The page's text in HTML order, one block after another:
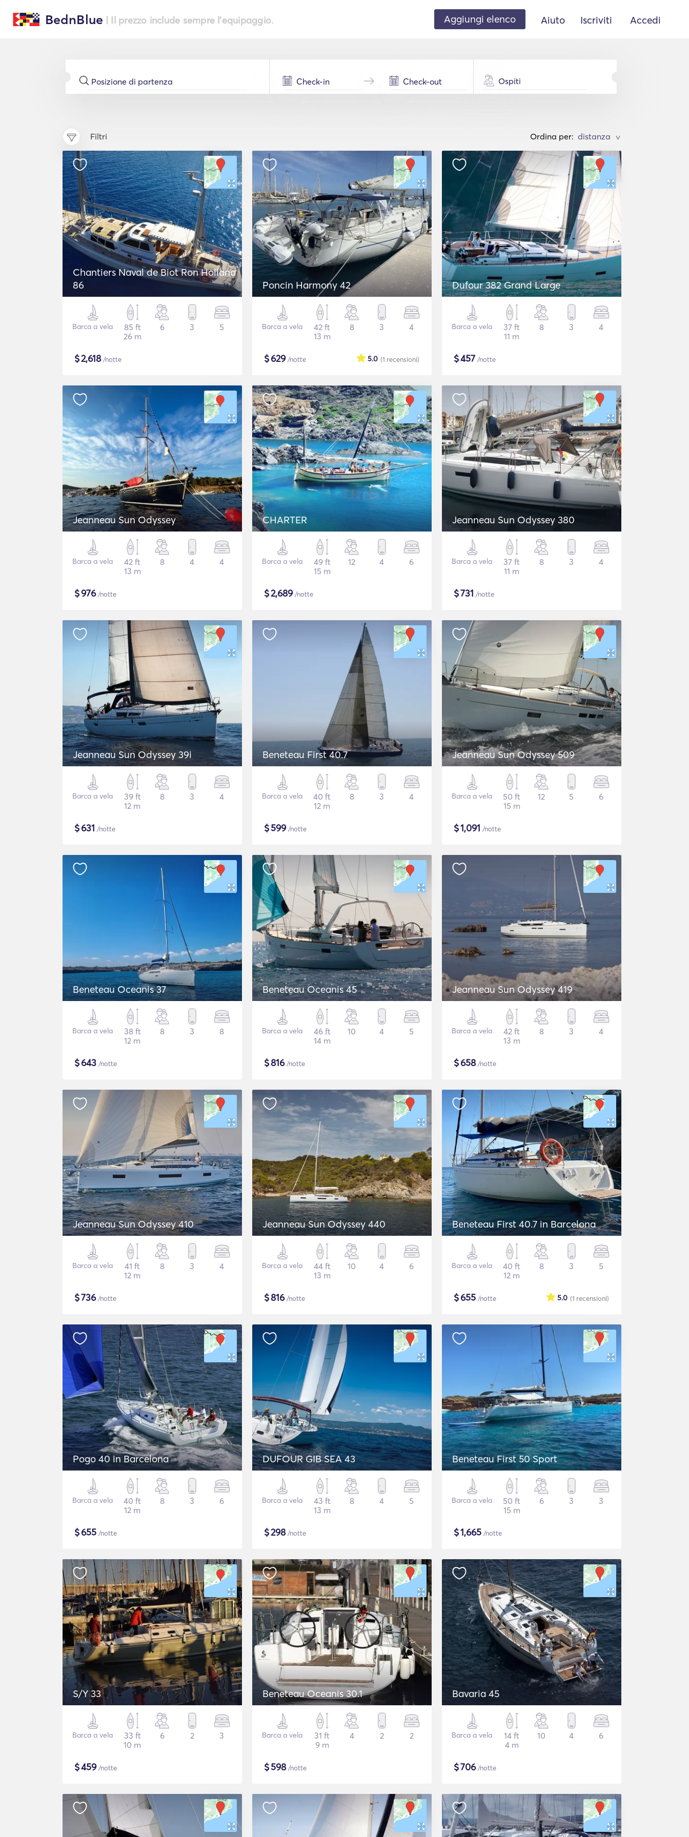
BednBlue | Il prezzo include sempre l'equipaggio. Aggiungi elenco Aiuto Iscriviti Accedi
Ospiti
Filtri Ordina per: >
Chantiers Naval de Biot Ron Holland
86
Barca a vela
85 ft
26 m
6 3 5
$2,618/notte
Poncin Harmony 42
Barca a vela
42 ft
13 m
8 3 4
$629/notte (1 recensioni)
5.0
Dufour 382 Grand Large
Barca a vela
37 ft
11 m
8 3 4
$457 /notte
Jeanneau Sun Odyssey
Barca a vela
42 ft
13 m
8 4 4
$976/notte
CHARTER
Barca a vela
49 ft
15 m
12 4 6
$2,689/notte
Jeanneau Sun Odyssey 380
Barca a vela
37 ft
11 m
8 3 4
$731 /notte
Jeanneau Sun Odyssey 39i
Barca a vela
39 ft
12 m
8 3 4
$631 /notte
Beneteau First 40.7
Barca a vela
40 ft
12 m
8 3 4
$599/notte
Jeanneau Sun Odyssey 509
Barca a vela
50 ft
15 m
12 5 6
$1,091 /notte
Beneteau Oceanis 37
Barca a vela
38 ft
12 m
8 3 8
$643 /notte
Beneteau Oceanis 45
Barca a vela
46 ft
14 m
10 4 5
$816/notte
Jeanneau Sun Odyssey 419
Barca a vela
42 ft
13 m
8 3 4
$658/notte
Jeanneau Sun Odyssey 410
Barca a vela
41 ft
12 m
8 3 4
$736/notte
Jeanneau Sun Odyssey 440
Barca a vela
44 ft
13 m
10 4 6
$816/notte
Beneteau First 40.7 in Barcelona
Barca a vela
40 ft
12 m
8 3 5
$655 /notte (1 recensioni)
5.0
Pogo 40 in Barcelona
Barca a vela
40 ft
12 m
8 3 6
$655 /notte
DUFOUR GIB SEA 43
Barca a vela
43 ft
13 m
8 4 5
$298/notte
Beneteau First 50 Sport
Barca a vela
50 ft
15 m
6 3 3
$1,665 /notte
S/Y 33
Barca a vela
33 ft
10 m
6 2 3
$459/notte
Beneteau Oceanis 30.1
Barca a vela
31 ft
9 m
4 2 2
$598/notte
Bavaria 45
Barca a vela
14 ft
4 m
10 4 6
$706/notte